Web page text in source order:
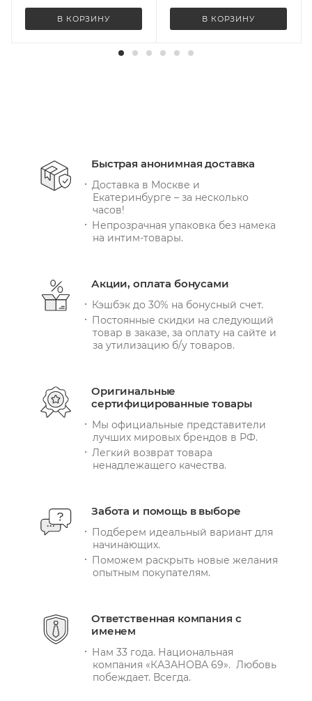
В КОРЗИНУ В КОРЗИНУ
Быстрая анонимная доставка
Доставка в Москве и
Екатеринбурге – за несколько
часов!
Непрозрачная упаковка без намека
на интим-товары.
Акции, оплата бонусами
Кэшбэк до 30% на бонусный счет.
Постоянные скидки на следующий
товар в заказе, за оплату на сайте и
за утилизацию б/у товаров.
Оригинальные
сертифицированные товары
Мы официальные представители
лучших мировых брендов в РФ.
Легкий возврат товара
ненадлежащего качества.
Забота и помощь в выборе
Подберем идеальный вариант для
начинающих.
Поможем раскрыть новые желания
опытным покупателям.
Ответственная компания с
именем
Нам 33 года. Национальная
компания «КАЗАНОВА 69». Любовь
побеждает. Всегда.